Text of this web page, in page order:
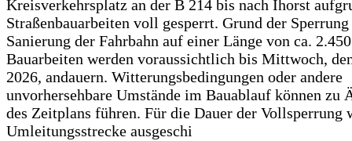
Kreisverkehrsplatz an der B 214 bis nach Ihorst
Straßenbauarbeiten voll gesperrt. Grund der
Sanierung der Fahrbahn auf einer Länge von ca.
Bauarbeiten werden voraussichtlich bis Mittwoch,
2026, andauern. Witterungsbedingungen oder andere
unvorhersehbare Umstände im Bauablauf können zu
des Zeitplans führen. Für die Dauer der Vollsperrung
Umleitungsstrecke ausgeschi